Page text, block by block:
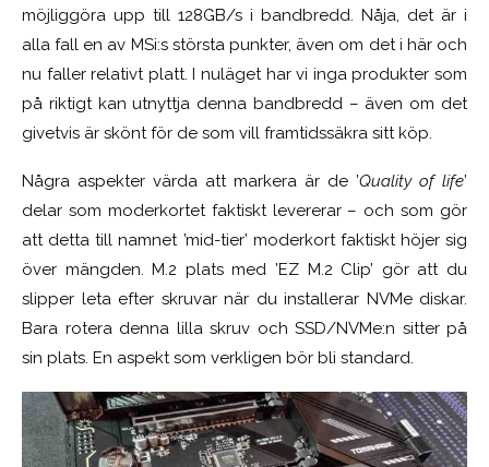
möjliggöra upp till 128GB/s i bandbredd. Nåja, det är i
alla fall en av MSi:s största punkter, även om det i här och
nu faller relativt platt. I nuläget har vi inga produkter som
på riktigt kan utnyttja denna bandbredd – även om det
givetvis är skönt för de som vill framtidssäkra sitt köp.
Några aspekter värda att markera är de ’Quality of life’
delar som moderkortet faktiskt levererar – och som gör
att detta till namnet ’mid-tier’ moderkort faktiskt höjer sig
över mängden. M.2 plats med ’EZ M.2 Clip’ gör att du
slipper leta efter skruvar när du installerar NVMe diskar.
Bara rotera denna lilla skruv och SSD/NVMe:n sitter på
sin plats. En aspekt som verkligen bör bli standard.